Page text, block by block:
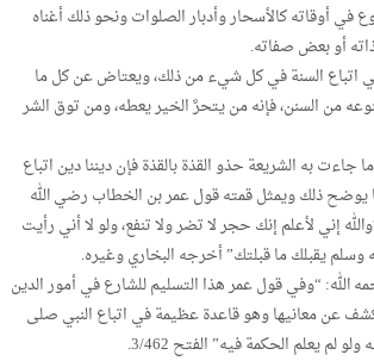
في أوقاته كالأسحار وأدبار الصلوات ونحو ذلك أغناه
أو بعض صفاته.
اتباع السنة في كل شيء من ذلك، ويعتاض عن كل ما
من السنن، فإنه من يتحرَّ الخير يعطه، ومن توق الشر
جاءت به الشريعة حذو القذة بالقذة فإن ديننا دين اتباع
يوضح ذلك ويمثل قمته قول عمر بن الخطاب رضي الله
إني لأعلم إنك حجر لا تضر ولا تنفع، ولو لا أني رأيت
وسلم يقبلك ما قبلتك” أخرجه البخاري وغيره.
الله: “وفي قول عمر هذا التسليم للشارع في أمور الدين
عن معانيها وهو قاعدة عظيمة في اتباع النبي صلى
لم يعلم الحكمة فيه” الفتح 3/462.